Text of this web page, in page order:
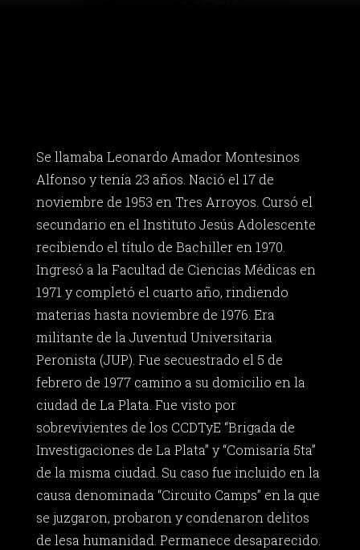
Se llamaba Leonardo Amador Montesinos
Alfonso y tenía 23 años. Nació el 17 de
noviembre de 1953 en Tres Arroyos. Cursó el
secundario en el Instituto Jesús Adolescente
recibiendo el título de Bachiller en 1970.
Ingresó a la Facultad de Ciencias Médicas en
1971 y completó el cuarto año, rindiendo
materias hasta noviembre de 1976. Era
militante de la Juventud Universitaria
Peronista (JUP). Fue secuestrado el 5 de
febrero de 1977 camino a su domicilio en la
ciudad de La Plata. Fue visto por
sobrevivientes de los CCDTyE “Brigada de
Investigaciones de La Plata” y “Comisaría 5ta”
de la misma ciudad. Su caso fue incluido en la
causa denominada “Circuito Camps” en la que
se juzgaron, probaron y condenaron delitos
de lesa humanidad. Permanece desaparecido.